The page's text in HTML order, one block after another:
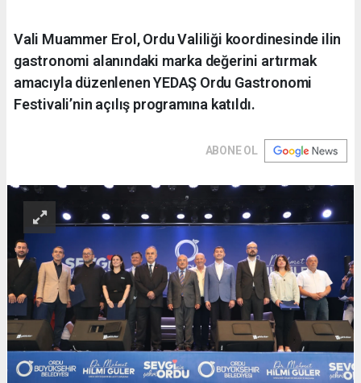
Vali Muammer Erol, Ordu Valiliği koordinesinde ilin
gastronomi alanındaki marka değerini artırmak
amacıyla düzenlenen YEDAŞ Ordu Gastronomi
Festivali’nin açılış programına katıldı.
ABONE OL